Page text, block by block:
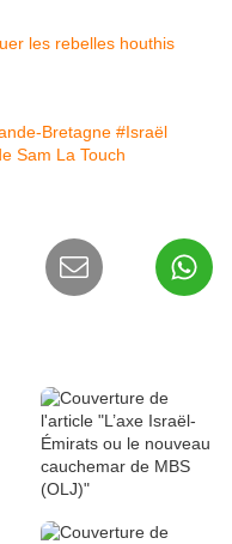
les rebelles houthis
Bretagne #Israël
Sam La Touch